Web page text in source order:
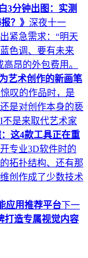
3分钟出图：实测
？》 深夜十一
紧急需求：“明天
色调、要有未来
昂的外包费用。
艺术创作的新画笔
叹的作品时，是
是对创作本身的亵
是来取代艺术家
这4款工具正在重
专业3D软件时的
拓扑结构、还有那
创作成了少数技术
应用推荐平台下一
造专属视觉内容